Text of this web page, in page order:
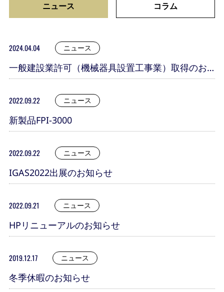
ニュース コラム
2024.04.04 ニュース
一般建設業許可（機械器具設置工事業）取得のお
知らせ
2022.09.22 ニュース
新製品FPI-3000
2022.09.22 ニュース
IGAS2022出展のお知らせ
2022.09.21 ニュース
HPリニューアルのお知らせ
2019.12.17 ニュース
冬季休暇のお知らせ